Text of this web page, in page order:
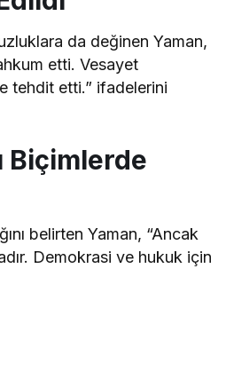
da değinen Yaman,
etti. Vesayet
tehdit etti.” ifadelerini
Biçimlerde
belirten Yaman, “Ancak
Demokrasi ve hukuk için